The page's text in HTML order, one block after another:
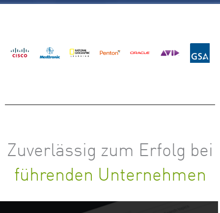
Zuverlässig zum Erfolg bei
führenden Unternehmen